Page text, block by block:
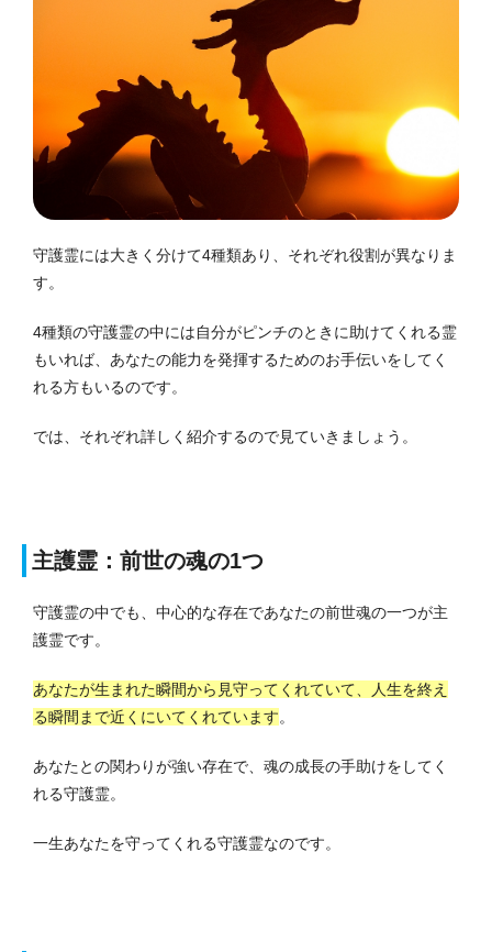
守護霊には大きく分けて4種類あり、それぞれ役割が異なりま
す。
4種類の守護霊の中には自分がピンチのときに助けてくれる霊
もいれば、あなたの能力を発揮するためのお手伝いをしてく
れる方もいるのです。
では、それぞれ詳しく紹介するので見ていきましょう。
主護霊：前世の魂の1つ
守護霊の中でも、中心的な存在であなたの前世魂の一つが主
護霊です。
あなたが生まれた瞬間から見守ってくれていて、人生を終え
る瞬間まで近くにいてくれています。
あなたとの関わりが強い存在で、魂の成長の手助けをしてく
れる守護霊。
一生あなたを守ってくれる守護霊なのです。